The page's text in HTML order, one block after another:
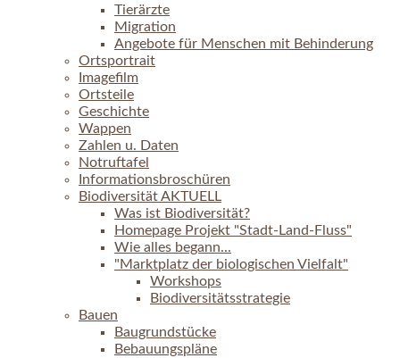
Tierärzte
Migration
Angebote für Menschen mit Behinderung
Ortsportrait
Imagefilm
Ortsteile
Geschichte
Wappen
Zahlen u. Daten
Notruftafel
Informationsbroschüren
Biodiversität AKTUELL
Was ist Biodiversität?
Homepage Projekt "Stadt-Land-Fluss"
Wie alles begann...
"Marktplatz der biologischen Vielfalt"
Workshops
Biodiversitätsstrategie
Bauen
Baugrundstücke
Bebauungspläne